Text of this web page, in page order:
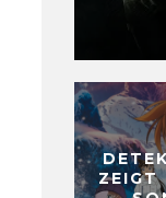
ZEIGT